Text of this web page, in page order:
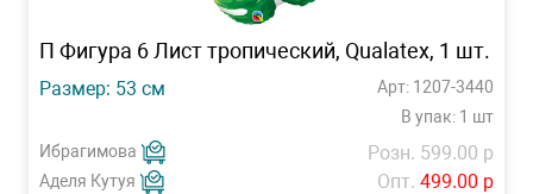
П Фигура 6 Лист тропический, Qualatex, 1 шт.
Размер: 53 см
Арт: 1207-3440
В упак: 1 шт
Ибрагимова
Аделя Кутуя
Розн. 599.00 р
Опт. 499.00 р